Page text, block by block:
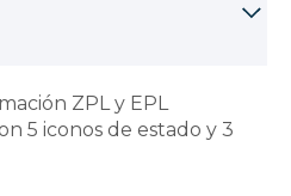
ZPL y EPL
5 iconos de estado y 3